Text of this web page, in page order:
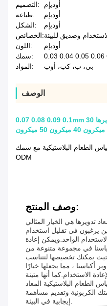
التصميم:
أوديإم
طباعة:
أوديإم
الشكل:
أوديإم
الخصائص:وصديق للبيئة
اللون:
أوديإم
سمك:
المواد:
بي، ب، كب، أوب
الوصف
0.07 0.08 0.09 0.1mm أكياس غذائية بلاستيكية معاد تدويرها 30
ميكرون 40 ميكرون 50 ميكرون
الطعام البلاستيكية مع سمك
ODM
وصف المنتج:
تدويرها هي الخيار المثالي
يرغبون في تقليل استخدام
الواحد.ويمكن إعادة
في مجموعة متنوعة من
يمكنك تخصيصها لتتناسب
أكياسنا ، مما يجعلها خيارًا
الاستخدام.كما أنها متينة
الطعام البلاستيكية المعاد
الكربونية وتقديم مساهمة
إيجابية في البيئة.